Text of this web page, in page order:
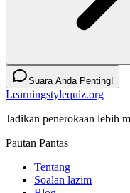
Suara Anda Penting!
Learningstylequiz.org
Jadikan penerokaan lebih
Pautan Pantas
Tentang
Soalan lazim